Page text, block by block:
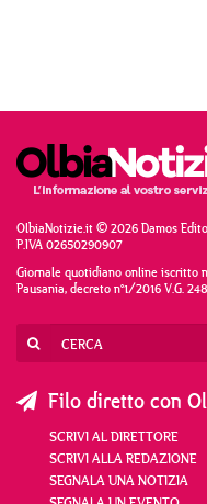
OlbiaNotizie.it © 2026 Damos
P.IVA 02650290907
Giornale quotidiano online iscritto
Pausania, decreto n°1/2016 V.G.
Filo diretto con
SCRIVI AL DIRETTORE
SCRIVI ALLA REDAZIONE
SEGNALA UNA NOTIZIA